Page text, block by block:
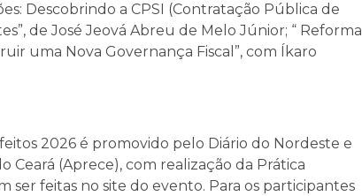
Descobrindo a CPSI (Contratação Pública de
de José Jeová Abreu de Melo Júnior; “ Reforma
uma Nova Governança Fiscal”, com Íkaro
2026 é promovido pelo Diário do Nordeste e
Ceará (Aprece), com realização da Prática
ser feitas no site do evento. Para os participantes